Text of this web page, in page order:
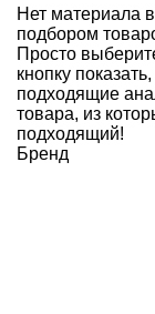
Нет материала
подбором
Просто
кнопку
подходящие
товара, из
подходящий!
Бренд